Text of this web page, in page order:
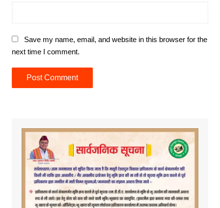
Save my name, email, and website in this browser for the
next time I comment.